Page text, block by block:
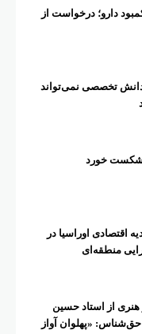
دارو؛ درخواست از
دانش تخصصی نمی‌تواند
شکست خورد
اقتصادی اوراسیا در
منطقه‌ای
از استاد حسین
«پهلوان آواز